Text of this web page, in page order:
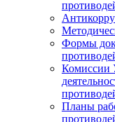
Формы
Комиссии
Планы